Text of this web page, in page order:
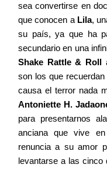
sea convertirse en
que conocen a Lila,
su país, ya que ha
secundario en una
Shake Rattle & Roll
son los que
causa el terror nada
Antoniette H.
para presentarnos
anciana que vive
renuncia a su amor
levantarse a las cinco